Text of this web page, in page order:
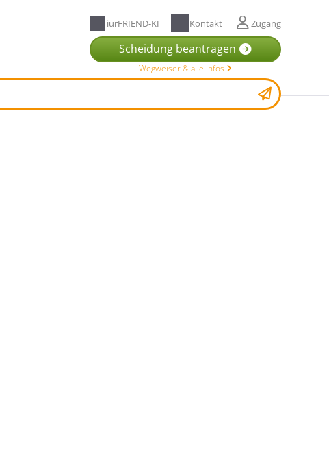
iurFRIEND-KI Kontakt Zugang
Scheidung beantragen
Wegweiser & alle Infos